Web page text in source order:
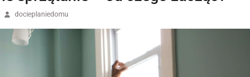
docieplaniedomu